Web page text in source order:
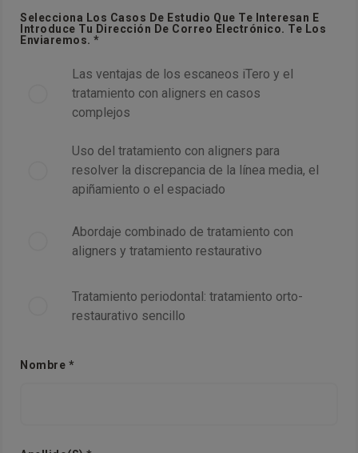
Selecciona Los Casos De Estudio Que Te Interesan E
Introduce Tu Dirección De Correo Electrónico. Te Los
Enviaremos. *
Las ventajas de los escaneos iTero y el
tratamiento con aligners en casos
complejos
Uso del tratamiento con aligners para
resolver la discrepancia de la línea media, el
apiñamiento o el espaciado
Abordaje combinado de tratamiento con
aligners y tratamiento restaurativo
Tratamiento periodontal: tratamiento orto-
restaurativo sencillo
Nombre *